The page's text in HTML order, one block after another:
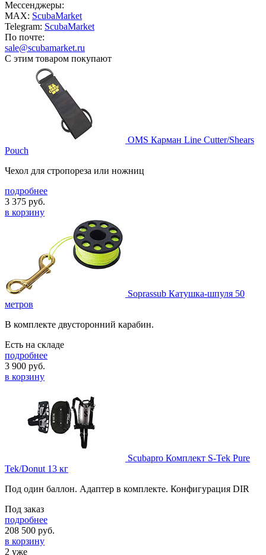
Мессенджеры:
MAX: ScubaMarket
Telegram: ScubaMarket
По почте:
sale@scubamarket.ru
С этим товаром покупают
OMS Карман Line Cutter/Shears
Pouch
Чехол для стропореза или ножниц
подробнее
3 375 руб.
в корзину
Soprassub Катушка-шпуля 50
метров
В комплекте двусторонний карабин.
Есть на складе
подробнее
3 900 руб.
в корзину
Scubapro Комплект S-Tek Pure
Tek/Donut 13 кг
Под один баллон. Адаптер в комплекте. Конфигурация DIR
Под заказ
подробнее
208 500 руб.
в корзину
2 уже